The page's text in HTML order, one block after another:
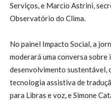
Serviços, e Marcio Astrini,
Observatório do Clima.
No painel Impacto Social, a
moderará uma conversa sobre
desenvolvimento sustentável,
tecnologia assistiva de
para Libras e voz, e Simone